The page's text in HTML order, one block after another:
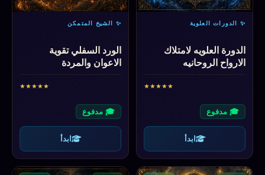
✨ الدورات العلوية
الدورة العلويه لامتلاك
الارواح الروحانيه
★
★
★
★
★
🎓 مدفوع
ابدأ
✨ الشيخ المتمكن
الورد السفلي تقوية
الاعوان والمردة
★
★
★
★
★
🎓 مدفوع
ابدأ